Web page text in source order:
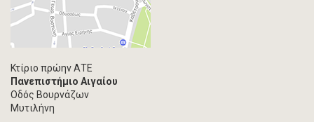
Κτίριο πρώην ΑΤΕ
Πανεπιστήμιο Αιγαίου
Οδός Βουρνάζων
Μυτιλήνη